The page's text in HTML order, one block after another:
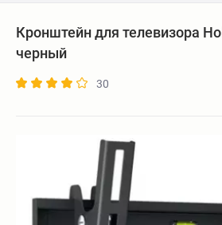
Кронштейн для телевизора
черный
30